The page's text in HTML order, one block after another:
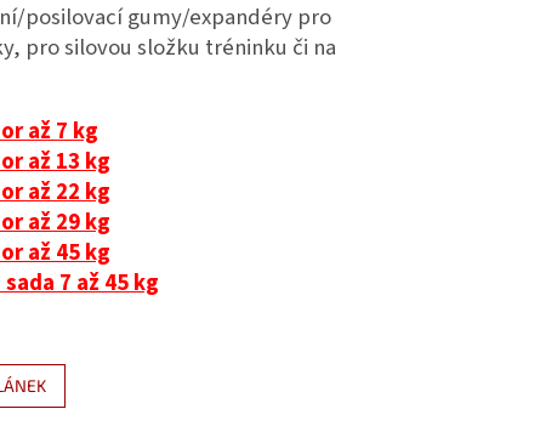
posilovací gumy/expandéry pro
pro silovou složku tréninku či na
až 7 kg
až 13 kg
až 22 kg
až 29 kg
až 45 kg
7 až 45 kg